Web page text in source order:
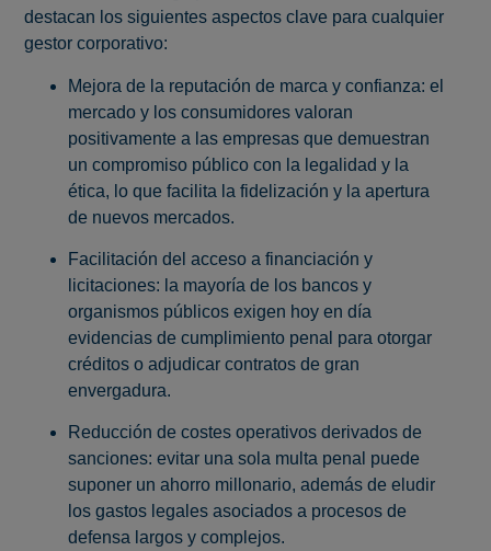
destacan los siguientes aspectos clave para cualquier
gestor corporativo:
Mejora de la reputación de marca y confianza: el
mercado y los consumidores valoran
positivamente a las empresas que demuestran
un compromiso público con la legalidad y la
ética, lo que facilita la fidelización y la apertura
de nuevos mercados.
Facilitación del acceso a financiación y
licitaciones: la mayoría de los bancos y
organismos públicos exigen hoy en día
evidencias de cumplimiento penal para otorgar
créditos o adjudicar contratos de gran
envergadura.
Reducción de costes operativos derivados de
sanciones: evitar una sola multa penal puede
suponer un ahorro millonario, además de eludir
los gastos legales asociados a procesos de
defensa largos y complejos.